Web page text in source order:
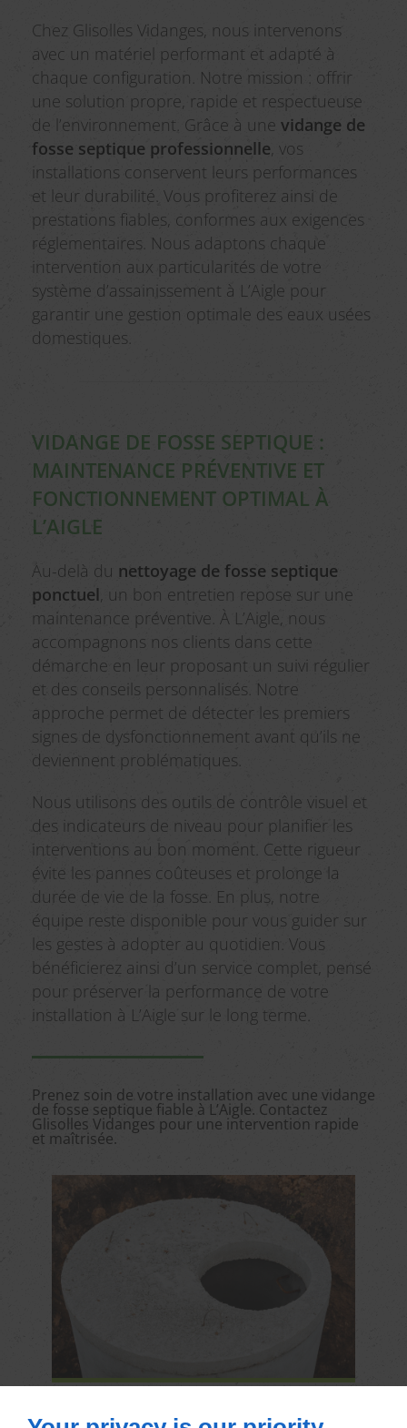
Chez Glisolles Vidanges, nous intervenons
avec un matériel performant et adapté à
chaque configuration. Notre mission : offrir
une solution propre, rapide et respectueuse
de l’environnement. Grâce à une vidange de
fosse septique professionnelle , vos
installations conservent leurs performances
et leur durabilité. Vous profiterez ainsi de
prestations fiables, conformes aux exigences
réglementaires. Nous adaptons chaque
intervention aux particularités de votre
système d’assainissement à L’Aigle pour
garantir une gestion optimale des eaux usées
domestiques.
VIDANGE DE FOSSE SEPTIQUE :
MAINTENANCE PRÉVENTIVE ET
FONCTIONNEMENT OPTIMAL À
L’AIGLE
Au-delà du nettoyage de fosse septique
ponctuel , un bon entretien repose sur une
maintenance préventive. À L’Aigle, nous
accompagnons nos clients dans cette
démarche en leur proposant un suivi régulier
et des conseils personnalisés. Notre
approche permet de détecter les premiers
signes de dysfonctionnement avant qu’ils ne
deviennent problématiques.
Nous utilisons des outils de contrôle visuel et
des indicateurs de niveau pour planifier les
interventions au bon moment. Cette rigueur
évite les pannes coûteuses et prolonge la
durée de vie de la fosse. En plus, notre
équipe reste disponible pour vous guider sur
les gestes à adopter au quotidien. Vous
bénéficierez ainsi d’un service complet, pensé
pour préserver la performance de votre
installation à L’Aigle sur le long terme.
Prenez soin de votre installation avec une vidange
de fosse septique fiable à L’Aigle. Contactez
Glisolles Vidanges pour une intervention rapide
et maîtrisée.